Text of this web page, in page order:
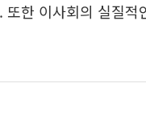
한 이사회의 실질적